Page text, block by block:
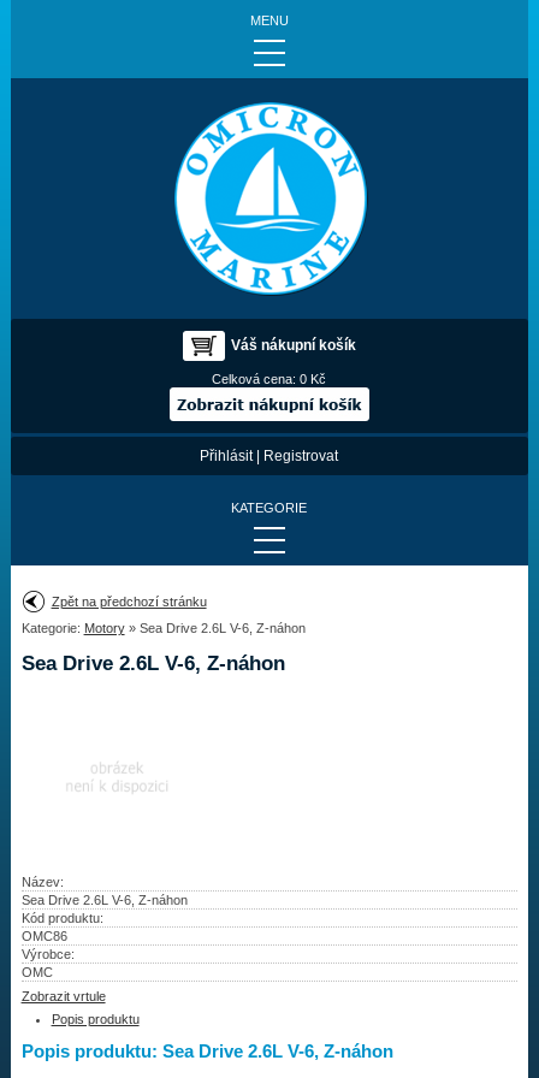
MENU
Váš nákupní košík
Celková cena:0 Kč
Přihlásit| Registrovat
KATEGORIE
Provedení:
Výrobce:
Najít vrtuli
Vrtule
Kontakty
Aktuality
Zpět na předchozí stránku
Kategorie: Motory» Sea Drive 2.6L V-6, Z-náhon
Sea Drive 2.6L V-6, Z-náhon
Název:
Sea Drive 2.6L V-6, Z-náhon
Kód produktu:
OMC86
Výrobce:
OMC
Zobrazit vrtule
Popis produktu
Popis produktu: Sea Drive 2.6L V-6, Z-náhon